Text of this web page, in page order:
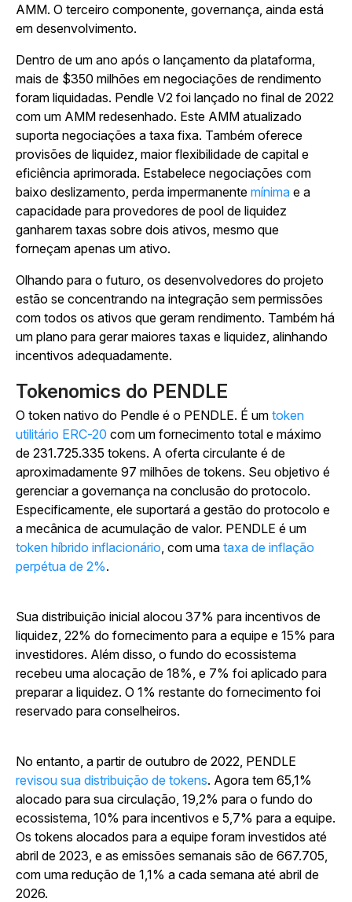
AMM. O terceiro componente, governança, ainda está
em desenvolvimento.
Dentro de um ano após o lançamento da plataforma,
mais de $350 milhões em negociações de rendimento
foram liquidadas. Pendle V2 foi lançado no final de 2022
com um AMM redesenhado. Este AMM atualizado
suporta negociações a taxa fixa. Também oferece
provisões de liquidez, maior flexibilidade de capital e
eficiência aprimorada. Estabelece negociações com
baixo deslizamento, perda impermanente mínima e a
capacidade para provedores de pool de liquidez
ganharem taxas sobre dois ativos, mesmo que
forneçam apenas um ativo.
Olhando para o futuro, os desenvolvedores do projeto
estão se concentrando na integração sem permissões
com todos os ativos que geram rendimento. Também há
um plano para gerar maiores taxas e liquidez, alinhando
incentivos adequadamente.
Tokenomics do PENDLE
O token nativo do Pendle é o PENDLE. É um token
utilitário ERC-20 com um fornecimento total e máximo
de 231.725.335 tokens. A oferta circulante é de
aproximadamente 97 milhões de tokens. Seu objetivo é
gerenciar a governança na conclusão do protocolo.
Especificamente, ele suportará a gestão do protocolo e
a mecânica de acumulação de valor. PENDLE é um
token híbrido inflacionário, com uma taxa de inflação
perpétua de 2%.
Sua distribuição inicial alocou 37% para incentivos de
liquidez, 22% do fornecimento para a equipe e 15% para
investidores. Além disso, o fundo do ecossistema
recebeu uma alocação de 18%, e 7% foi aplicado para
preparar a liquidez. O 1% restante do fornecimento foi
reservado para conselheiros.
No entanto, a partir de outubro de 2022, PENDLE
revisou sua distribuição de tokens. Agora tem 65,1%
alocado para sua circulação, 19,2% para o fundo do
ecossistema, 10% para incentivos e 5,7% para a equipe.
Os tokens alocados para a equipe foram investidos até
abril de 2023, e as emissões semanais são de 667.705,
com uma redução de 1,1% a cada semana até abril de
2026.